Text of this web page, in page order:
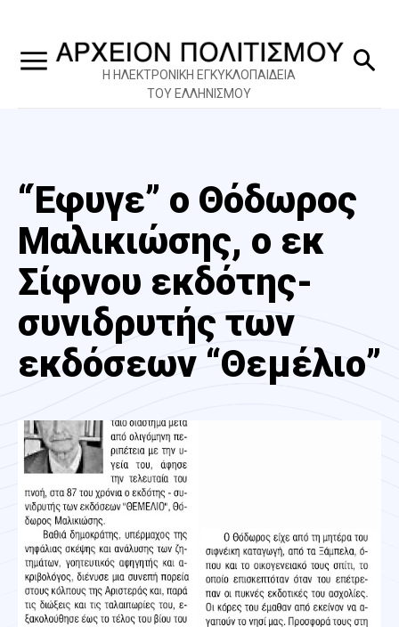
Η ΗΛΕΚΤΡΟΝΙΚΗ ΕΓΚΥΚΛΟΠΑΙΔΕΙΑ
ΤΟΥ ΕΛΛΗΝΙΣΜΟΥ
“Έφυγε” ο Θόδωρος
Μαλικιώσης, ο εκ
Σίφνου εκδότης-
συνιδρυτής των
εκδόσεων “Θεμέλιο”